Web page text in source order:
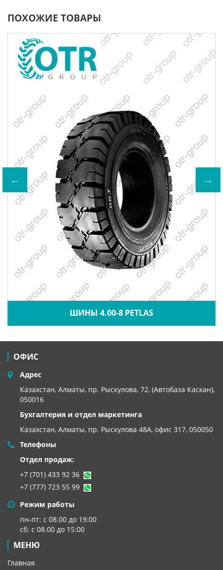
ПОХОЖИЕ ТОВАРЫ
ШИНЫ 4.00-8 PETLAS
ОФИС
Адрес
Казахстан, Алматы, пр. Рыскулова, 72, (Автобаза Каскан),
050016
Бухгалтерия и отдел маркетинга
Казахстан, Алматы, пр. Рыскулова 48А, офис 317, 050050
Телефоны
Отдел продаж:
+7 (701) 433 92 36
+7 (777) 723 55 99
Режим работы
пн-пт: с 08.00 до 19:00
сб: с 08.00 до 15:00
МЕНЮ
Главная